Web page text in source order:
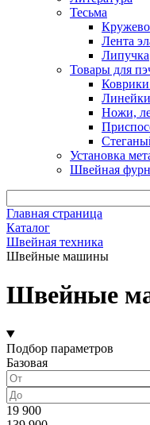
Тесьма
Кружево
Лента
Липучка
Товары для
Коврики
Линейки
Ножи,
Установка
Швейная
Главная страница
Каталог
Швейная техника
Швейные машины
Швейные
Подбор параметров
Базовая
19 900